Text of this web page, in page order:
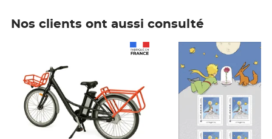
Nos clients ont aussi consulté
Prix 7,50€